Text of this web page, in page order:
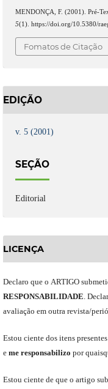
MENDONÇA, F. (2001). Pré-
5(1). https://doi.org/10.5380/
Fomatos de Citação
EDIÇÃO
v. 5 (2001)
SEÇÃO
Editorial
LICENÇA
Declaro que o ARTIGO
RESPONSABILIDADE.
avaliação em outra revista/
Estou ciente dos itens
e meresponsabilizo por
Estou ciente de que o artigo